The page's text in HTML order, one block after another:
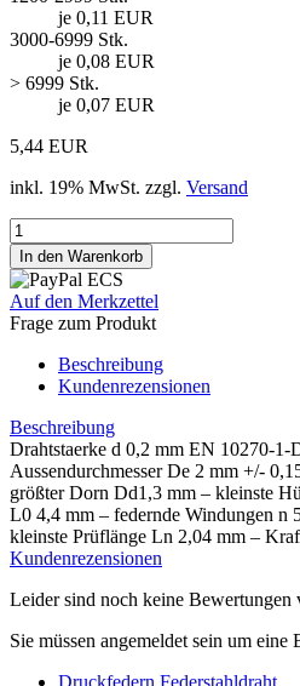
je 0,11 EUR
3000-6999 Stk.
je 0,08 EUR
> 6999 Stk.
je 0,07 EUR
5,44 EUR
inkl. 19% MwSt. zzgl. Versand
Auf den Merkzettel
Frage zum Produkt
Beschreibung
Kundenrezensionen
Beschreibung
Drahtstaerke d 0,2 mm EN 10270-1-
Aussendurchmesser De 2 mm +/-
größter Dorn Dd1,3 mm – kleinste
L0 4,4 mm – federnde Windungen n
kleinste Prüflänge Ln 2,04 mm –
Kundenrezensionen
Leider sind noch keine Bewertungen
Sie müssen angemeldet sein um
Druckfedern Federstahldraht